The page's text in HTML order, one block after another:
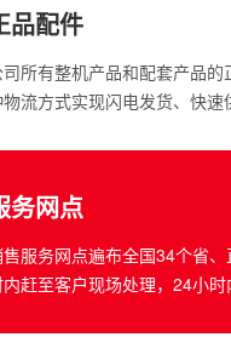
品配件
司所有整机产品和配套产品
流方式实现闪电发货、快速
务网点
服务网点遍布全国34个省
内赶至客户现场处理，24小时